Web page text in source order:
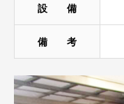
設 備
備 考